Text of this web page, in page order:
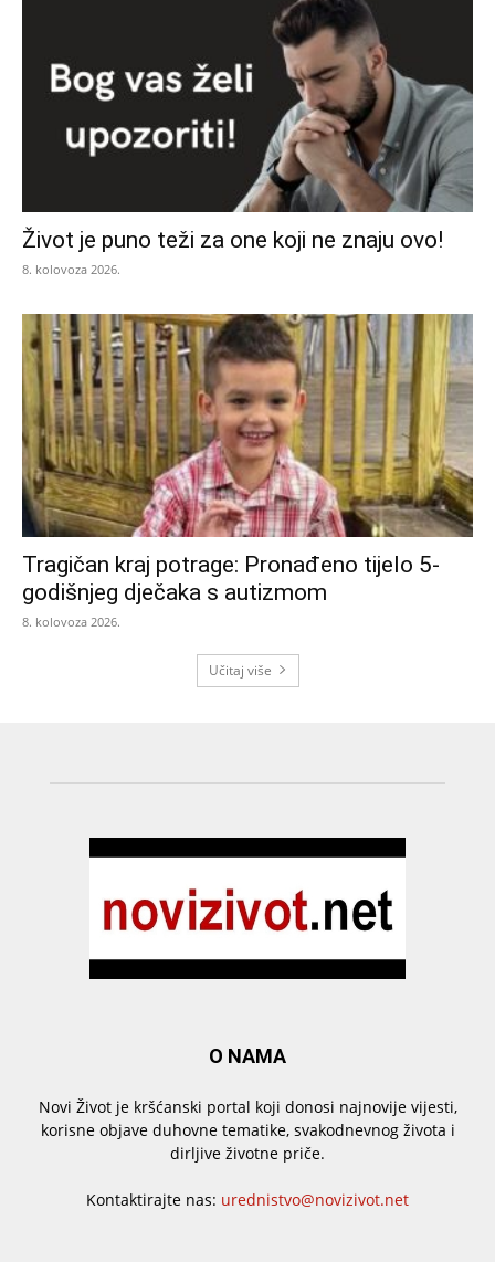
Život je puno teži za one koji ne znaju ovo!
8. kolovoza 2026.
Tragičan kraj potrage: Pronađeno tijelo 5-
godišnjeg dječaka s autizmom
8. kolovoza 2026.
Učitaj više
O NAMA
Novi Život je kršćanski portal koji donosi najnovije vijesti,
korisne objave duhovne tematike, svakodnevnog života i
dirljive životne priče.
Kontaktirajte nas: urednistvo@novizivot.net